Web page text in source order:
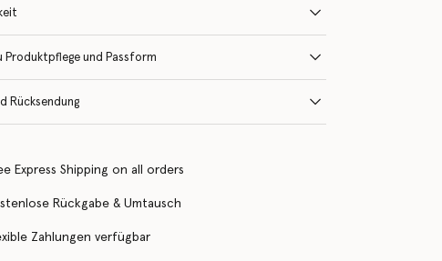
Produktpflege und Passform
Rücksendung
Express Shipping on all orders
Rückgabe & Umtausch
Zahlungen verfügbar